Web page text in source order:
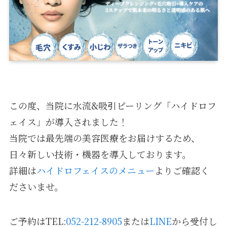
この度、当院に水流&吸引ピーリング「ハイドロフ
ェイス」が導入されました！
当院では最先端の美容医療をお届けするため、
日々新しい技術・機器を導入しております。
詳細はハイドロフェイスのメニューよりご確認く
ださいませ。
ご予約はTEL:052-212-8905またはLINEから受付し